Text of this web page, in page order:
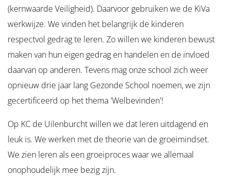
(kernwaarde Veiligheid). Daarvoor gebruiken we de KiVa
werkwijze. We vinden het belangrijk de kinderen
respectvol gedrag te leren. Zo willen we kinderen bewust
maken van hun eigen gedrag en handelen en de invloed
daarvan op anderen. Tevens mag onze school zich weer
opnieuw drie jaar lang Gezonde School noemen, we zijn
gecertificeerd op het thema 'Welbevinden'!
Op KC de Uilenburcht willen we dat leren uitdagend en
leuk is. We werken met de theorie van de groeimindset.
We zien leren als een groeiproces waar we allemaal
onophoudelijk mee bezig zijn.